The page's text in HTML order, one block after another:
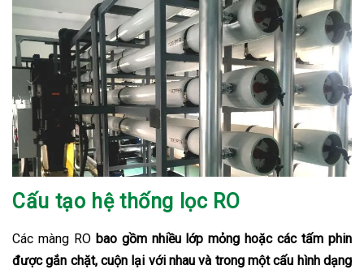
Cấu tạo hệ thống lọc RO
Các màng RO bao gồm nhiều lớp mỏng hoặc các tấm phin
được gắn chặt, cuộn lại với nhau và trong một cấu hình dạng